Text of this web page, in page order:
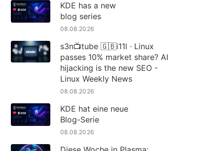
KDE has a new
blog series
08.08.2026
s3n📺tube 🇬🇧i11l · Linux
passes 10% market share? AI
hijacking is the new SEO -
Linux Weekly News
08.08.2026
KDE hat eine neue
Blog-Serie
08.08.2026